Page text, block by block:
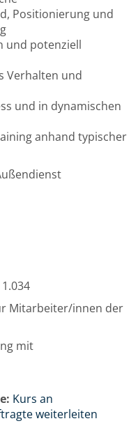
Positionierung und
und potenziell
Verhalten und
und in dynamischen
anhand typischer
Mitarbeiter/innen der
mit
Kurs an
weiterleiten